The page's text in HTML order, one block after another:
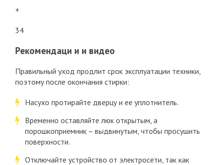
+
34
Рекомендаци и и видео
Правильный уход продлит срок эксплуатации техники,
поэтому после окончания стирки:
Насухо протирайте дверцу и ее уплотнитель.
Временно оставляйте люк открытым, а
порошкоприемник – выдвинутым, чтобы просушить
поверхности.
Отключайте устройство от электросети, так как